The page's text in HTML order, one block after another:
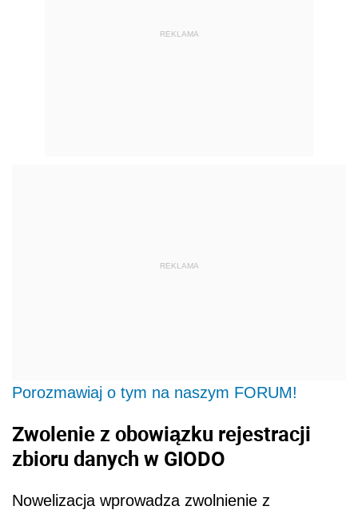
REKLAMA
REKLAMA
Porozmawiaj o tym na naszym FORUM!
Zwolenie z obowiązku rejestracji
zbioru danych w GIODO
Nowelizacja wprowadza zwolnienie z